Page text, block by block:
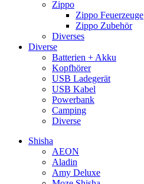
Zippo
Zippo Feuerzeuge
Zippo Zubehör
Diverses
Diverse
Batterien + Akku
Kopfhörer
USB Ladegerät
USB Kabel
Powerbank
Camping
Diverse
Shisha
AEON
Aladin
Amy Deluxe